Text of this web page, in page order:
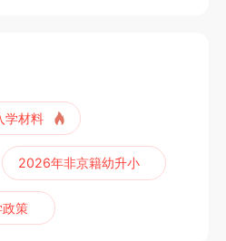
学材料
2026年非京籍幼升小
策